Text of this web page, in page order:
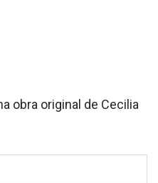
obra original de Cecilia